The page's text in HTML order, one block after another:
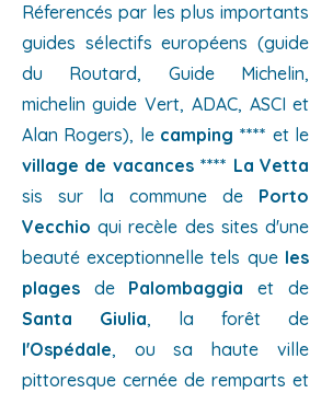
Réferencés par les plus importants
guides sélectifs européens (guide
du Routard, Guide Michelin,
michelin guide Vert, ADAC, ASCI et
Alan Rogers), le camping **** et le
village de vacances **** La Vetta
sis sur la commune de Porto
Vecchio qui recèle des sites d'une
beauté exceptionnelle tels que les
plagesde Palombaggia et de
Santa Giulia, la forêt de
l'Ospédale, ou sa haute ville
pittoresque cernée de remparts et